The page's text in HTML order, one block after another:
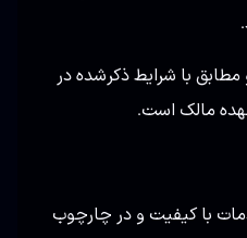
با شرایط ذکر‌شده در
مالک است.
با کیفیت و در چارچوب